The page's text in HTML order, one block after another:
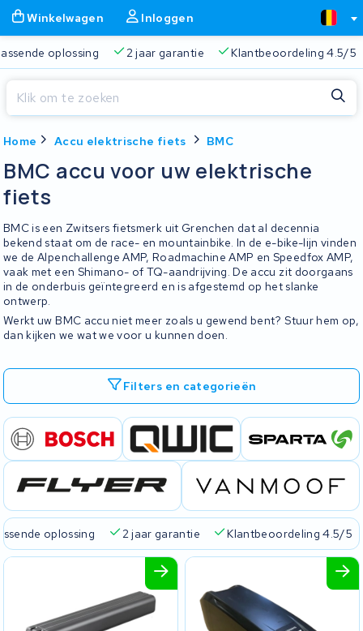
Winkelwagen Inloggen
oplossing 2 jaar garantie Klantbeoordeling 4.5/5
Home Accu elektrische fiets BMC
BMC accu voor uw elektrische
fiets
BMC is een Zwitsers fietsmerk uit Grenchen dat al decennia
bekend staat om de race- en mountainbike. In de e-bike-lijn vinden
we de Alpenchallenge AMP, Roadmachine AMP en Speedfox AMP,
vaak met een Shimano- of TQ-aandrijving. De accu zit doorgaans
in de onderbuis geïntegreerd en is afgestemd op het slanke
ontwerp.
Werkt uw BMC accu niet meer zoals u gewend bent? Stuur hem op,
dan kijken we wat we voor u kunnen doen.
Filters en categorieën
oplossing 2 jaar garantie Klantbeoordeling 4.5/5
Gratis verzending Altijd een passende oplossing 2
Sluiten
Begin te typen in de zoekbalk om te zoeken